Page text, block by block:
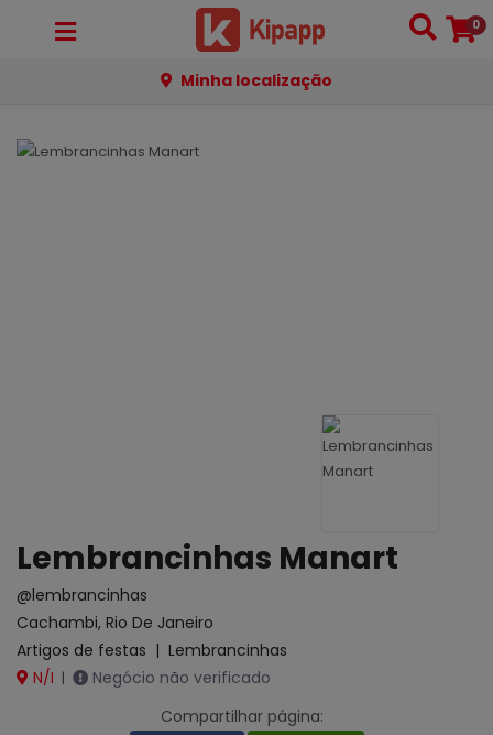
0
Minha localização
Lembrancinhas Manart
@lembrancinhas
Cachambi, Rio De Janeiro
Artigos de festas | Lembrancinhas
N/I |
Negócio não verificado
Compartilhar página: